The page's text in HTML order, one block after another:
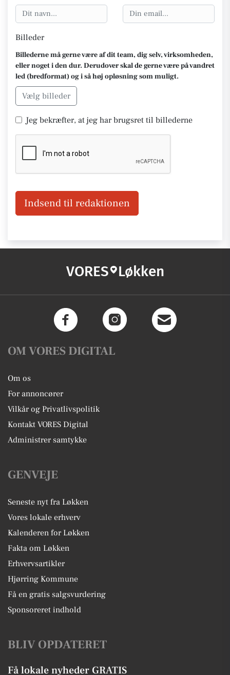
Billeder
Billederne må gerne være af dit team, dig selv, virksomheden,
eller noget i den dur. Derudover skal de gerne være på vandret
led (bredformat) og i så høj opløsning som muligt.
Vælg billeder
Jeg bekræfter, at jeg har brugsret til billederne
Indsend til redaktionen
VORES Løkken
OM VORES DIGITAL
Om os
For annoncører
Vilkår og Privatlivspolitik
Kontakt VORES Digital
Administrer samtykke
GENVEJE
Seneste nyt fra Løkken
Vores lokale erhverv
Kalenderen for Løkken
Fakta om Løkken
Erhvervsartikler
Hjørring Kommune
Få en gratis salgsvurdering
Sponsoreret indhold
BLIV OPDATERET
Få lokale nyheder GRATIS